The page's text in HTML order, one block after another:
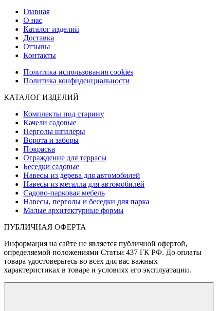
Главная
О нас
Каталог изделий
Доставка
Отзывы
Контакты
Политика использования cookies
Политика конфиденциальности
КАТАЛОГ ИЗДЕЛИЙ
Комплекты под старину
Качели садовые
Перголы шпалеры
Ворота и заборы
Покраска
Ограждение для террасы
Беседки садовые
Навесы из дерева для автомобилей
Навесы из металла для автомобилей
Садово-парковая мебель
Навесы, перголы и беседки для парка
Малые архитектурные формы
ПУБЛИЧНАЯ ОФЕРТА
Информация на сайте не является публичной офертой,
определяемой положениями Статьи 437 ГК РФ. До оплаты
товара удостоверьтесь во всех для вас важных
характеристиках в товаре и условиях его эксплуатации.